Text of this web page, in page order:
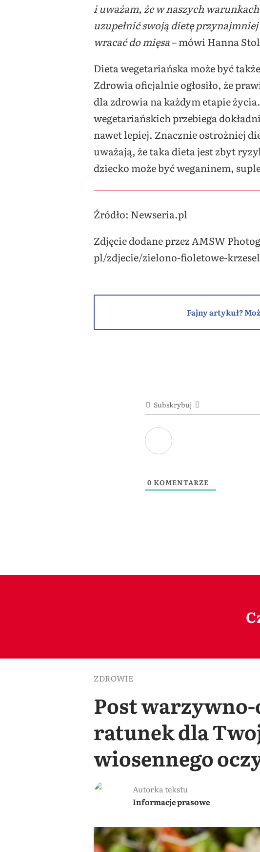
i uważam, że w naszych
uzupełnić swoją dietę
wracać do mięsa– mówi Hanna
Dieta wegetariańska może być
Zdrowia oficjalnie ogłosiło, że
dla zdrowia na każdym etapie
wegetariańskich przebiega
nawet lepiej. Znacznie ostrożniej
uważają, że taka dieta jest zbyt
dziecko może być weganinem,
Źródło: Newseria.pl
Zdjęcie dodane przez AMSW
pl/zdjecie/zielono-fioletowe-
Fajny artykuł?
Subskrybuj
0 KOMENTARZE
ZDROWIE
Post
ratunek dla
wiosennego
Autorka tekstu
Informacje prasowe